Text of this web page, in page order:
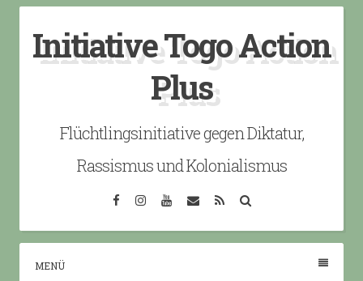
content
Initiative Togo Action
Plus
Flüchtlingsinitiative gegen Diktatur,
Rassismus und Kolonialismus
FacebookInstagramYouTube
EmailRSS
MENÜ